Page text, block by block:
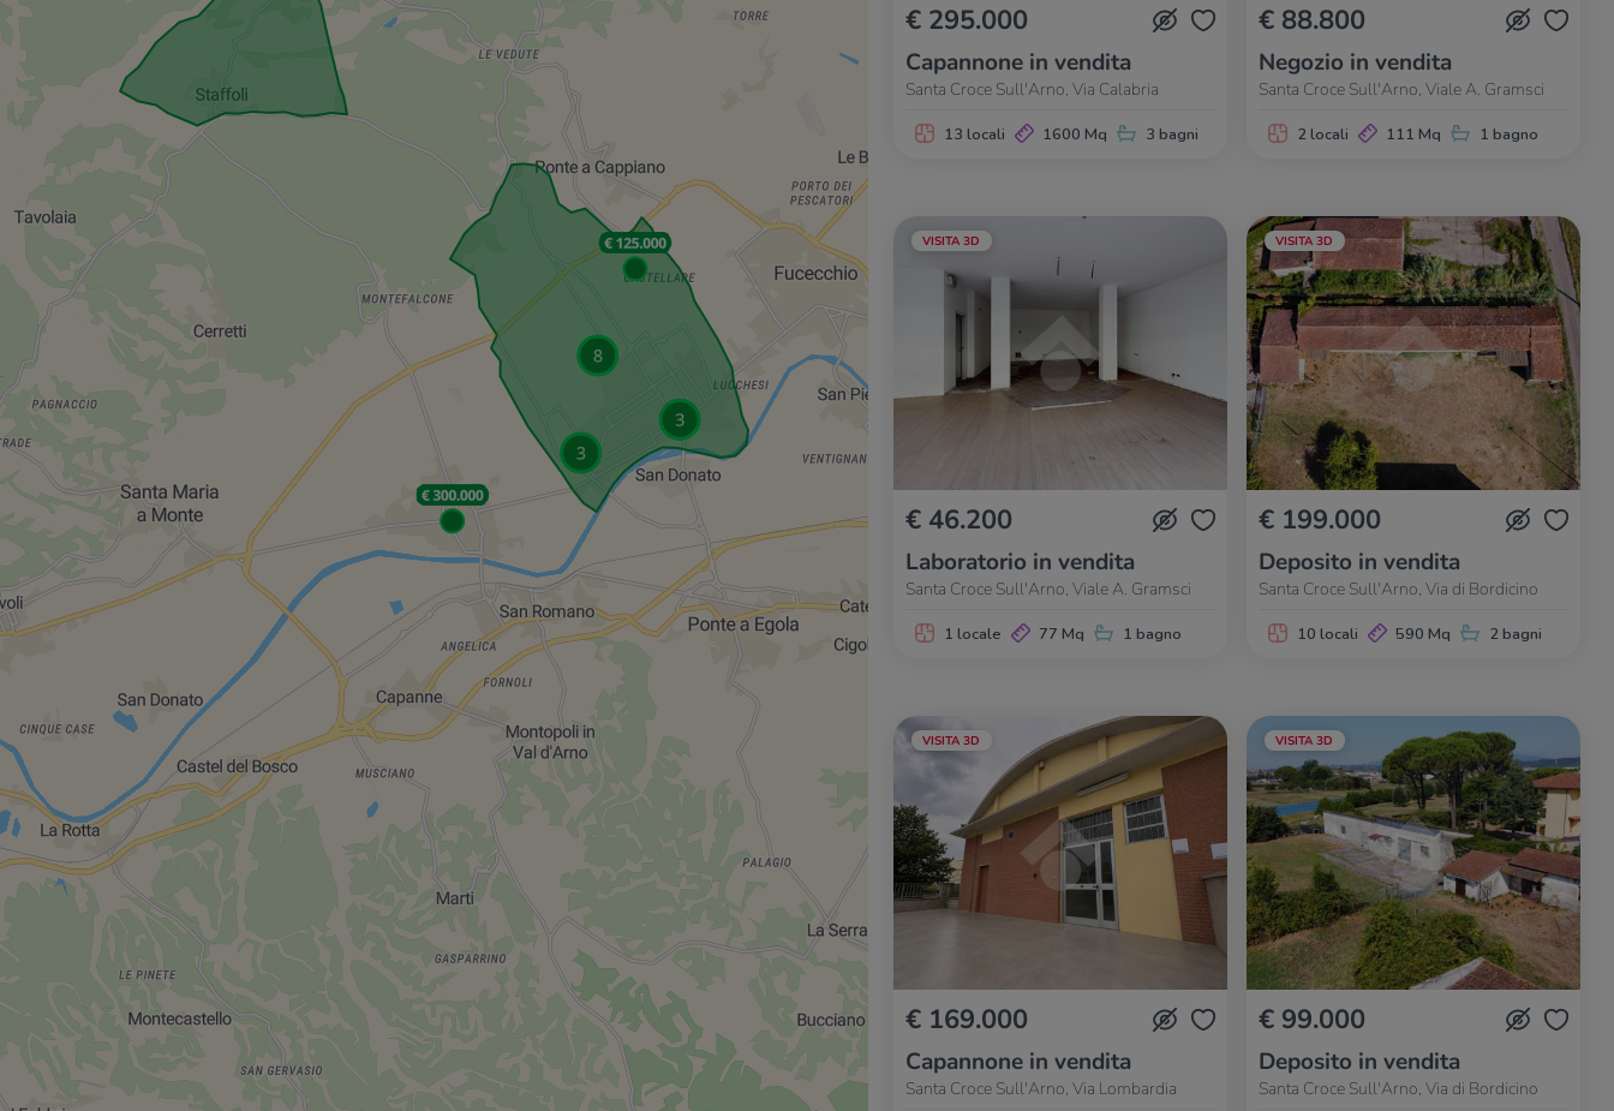
€ 295.000
Capannone in vendita
Santa Croce Sull'Arno, Via Calabria
13 locali 1600 Mq 3 bagni
€ 88.800
Negozio in vendita
Santa Croce Sull'Arno, Viale A. Gramsci
2 locali 111 Mq 1 bagno
VISITA 3D
€ 46.200
Laboratorio in vendita
Santa Croce Sull'Arno, Viale A. Gramsci
1 locale 77 Mq 1 bagno
VISITA 3D
€ 199.000
Deposito in vendita
Santa Croce Sull'Arno, Via di Bordicino
10 locali 590 Mq 2 bagni
VISITA 3D
€ 169.000
Capannone in vendita
Santa Croce Sull'Arno, Via Lombardia
VISITA 3D
€ 99.000
Deposito in vendita
Santa Croce Sull'Arno, Via di Bordicino